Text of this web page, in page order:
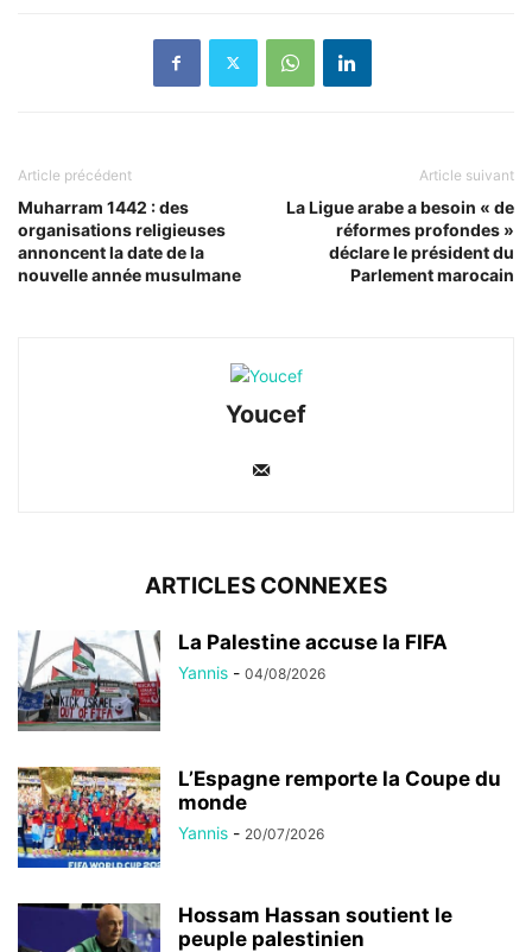
Article précédent
Muharram 1442 : des
organisations religieuses
annoncent la date de la
nouvelle année musulmane
Article suivant
La Ligue arabe a besoin « de
réformes profondes »
déclare le président du
Parlement marocain
Youcef
ARTICLES CONNEXES
La Palestine accuse la FIFA
Yannis - 04/08/2026
L’Espagne remporte la Coupe du
monde
Yannis - 20/07/2026
Hossam Hassan soutient le
peuple palestinien